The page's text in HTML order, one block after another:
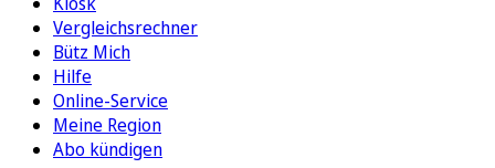
Vergleichsrechner
Bütz Mich
Hilfe
Online-Service
Meine Region
Abo kündigen